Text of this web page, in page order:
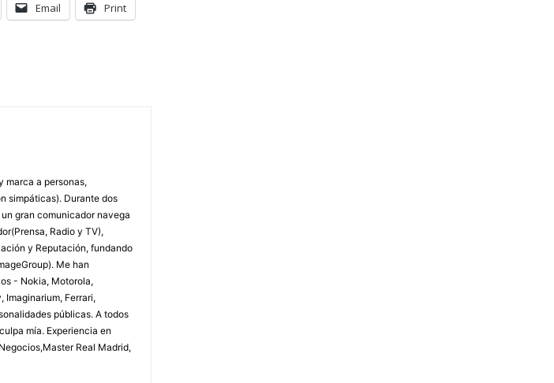
Email Print
marca a personas,
simpáticas). Durante dos
gran comunicador navega
Radio y TV),
y Reputación, fundando
Me han
- Nokia, Motorola,
Imaginarium, Ferrari,
públicas. A todos
mía. Experiencia en
Real Madrid,